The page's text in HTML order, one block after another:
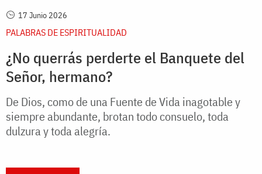
17 Junio 2026
PALABRAS DE ESPIRITUALIDAD
¿No querrás perderte el Banquete del
Señor, hermano?
De Dios, como de una Fuente de Vida inagotable y
siempre abundante, brotan todo consuelo, toda
dulzura y toda alegría.